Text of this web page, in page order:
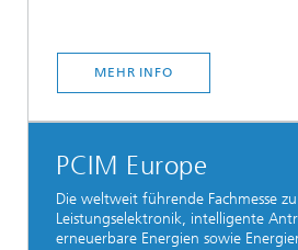
MEHR INFO
PCIM Europe
Die weltweit führende Fachmesse
Leistungselektronik, intelligente
erneuerbare Energien sowie